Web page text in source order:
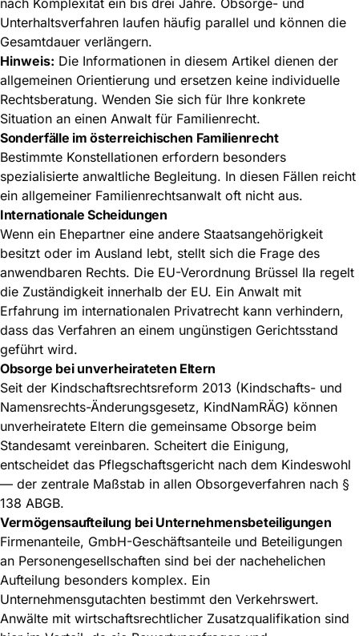
nach Komplexität ein bis drei Jahre. Obsorge- und
Unterhaltsverfahren laufen häufig parallel und können die
Gesamtdauer verlängern.
Hinweis: Die Informationen in diesem Artikel dienen der
allgemeinen Orientierung und ersetzen keine individuelle
Rechtsberatung. Wenden Sie sich für Ihre konkrete
Situation an einen Anwalt für Familienrecht.
Sonderfälle im österreichischen Familienrecht
Bestimmte Konstellationen erfordern besonders
spezialisierte anwaltliche Begleitung. In diesen Fällen reicht
ein allgemeiner Familienrechtsanwalt oft nicht aus.
Internationale Scheidungen
Wenn ein Ehepartner eine andere Staatsangehörigkeit
besitzt oder im Ausland lebt, stellt sich die Frage des
anwendbaren Rechts. Die EU-Verordnung Brüssel IIa regelt
die Zuständigkeit innerhalb der EU. Ein Anwalt mit
Erfahrung im internationalen Privatrecht kann verhindern,
dass das Verfahren an einem ungünstigen Gerichtsstand
geführt wird.
Obsorge bei unverheirateten Eltern
Seit der Kindschaftsrechtsreform 2013 (Kindschafts- und
Namensrechts-Änderungsgesetz, KindNamRÄG) können
unverheiratete Eltern die gemeinsame Obsorge beim
Standesamt vereinbaren. Scheitert die Einigung,
entscheidet das Pflegschaftsgericht nach dem Kindeswohl
— der zentrale Maßstab in allen Obsorgeverfahren nach §
138 ABGB.
Vermögensaufteilung bei Unternehmensbeteiligungen
Firmenanteile, GmbH-Geschäftsanteile und Beteiligungen
an Personengesellschaften sind bei der nachehelichen
Aufteilung besonders komplex. Ein
Unternehmensgutachten bestimmt den Verkehrswert.
Anwälte mit wirtschaftsrechtlicher Zusatzqualifikation sind